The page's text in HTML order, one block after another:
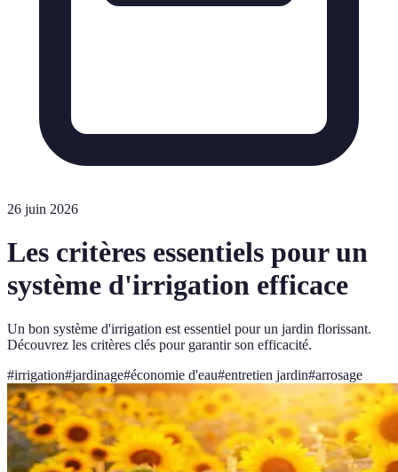
26 juin 2026
Les critères essentiels pour un
système d'irrigation efficace
Un bon système d'irrigation est essentiel pour un jardin florissant.
Découvrez les critères clés pour garantir son efficacité.
#irrigation#jardinage#économie d'eau#entretien jardin#arrosage